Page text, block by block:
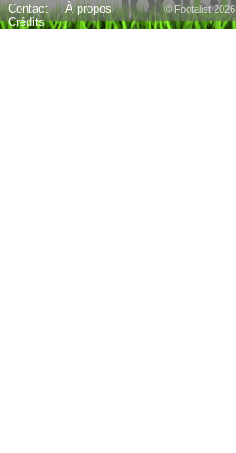
Contact
À propos
Crédits
© Footalist 2026